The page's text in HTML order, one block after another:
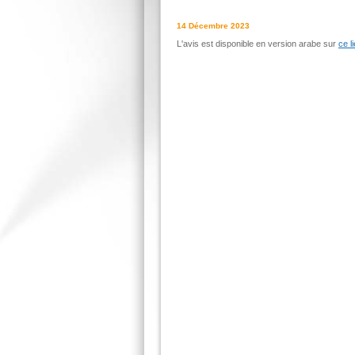
14 Décembre 2023
L'avis est disponible en version arabe sur ce